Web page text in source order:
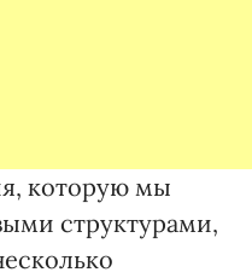
которую мы
структурами,